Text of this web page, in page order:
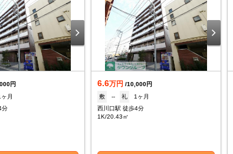
円
月
分
6.6万円 /10,000円
敷
-- 礼
1ヶ月
西川口駅 徒歩4分
1K/20.43㎡